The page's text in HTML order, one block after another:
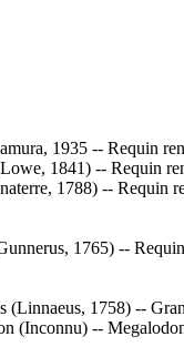
1935 -- Requin
1841) -- Requin
1788) -- Requin
1765) --
(Linnaeus, 1758) --
(Inconnu) --